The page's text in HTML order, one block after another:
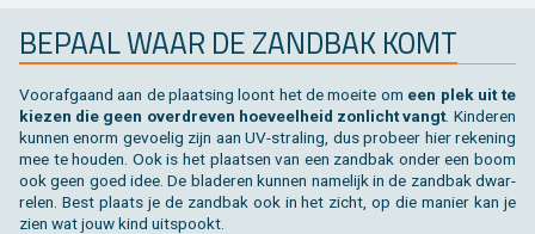
BE­PAAL WAAR DE ZAND­BAK KOMT
Voor­af­gaand aan de plaat­sing loont het de moei­te om een plek uit te
kie­zen die geen over­dre­ven hoe­veel­heid zon­licht vangt. Kin­de­ren
kun­nen enorm ge­voe­lig zijn aan UV-stra­ling, dus pro­beer hier re­ke­ning
mee te hou­den. Ook is het plaat­sen van een zand­bak onder een boom
ook geen goed idee. De bla­de­ren kun­nen na­me­lijk in de zand­bak dwar­
re­len. Best plaats je de zand­bak ook in het zicht, op die ma­nier kan je
zien wat jouw kind uit­spookt.
Bekijk alles van tuininrichting